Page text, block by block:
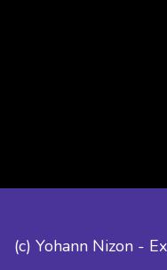
(c) Yohann Nizon -